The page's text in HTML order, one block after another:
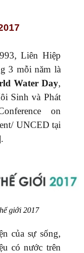
Liên Hiệp
3 mỗi năm là
Water Day,
Sinh và Phát
on
UNCED tại
giới 2017
của sự sống,
có nước trên